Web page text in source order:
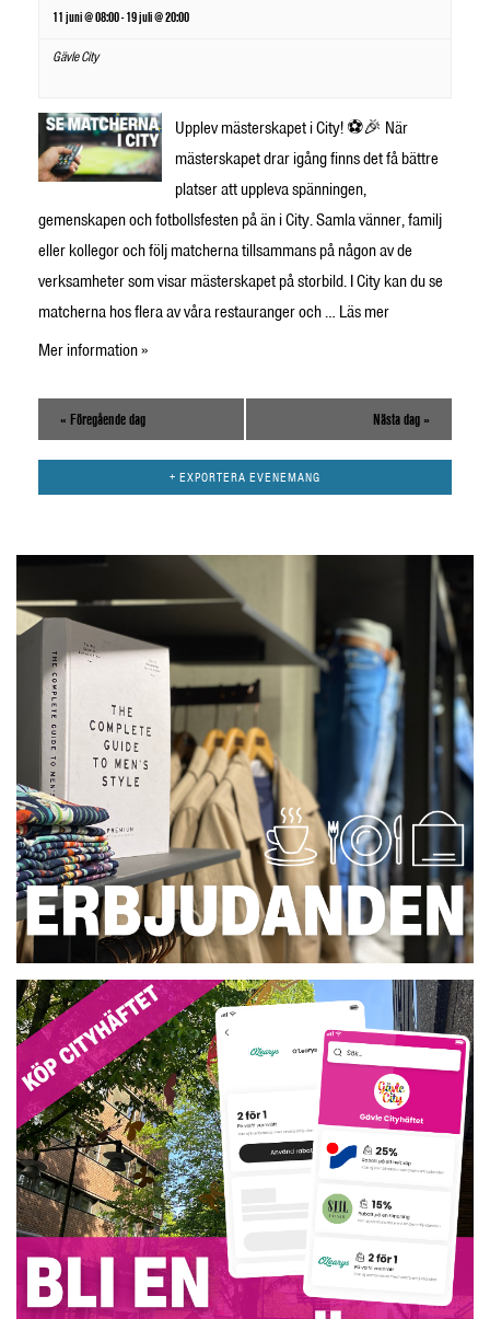
11 juni @ 08:00-19 juli @ 20:00
Gävle City
Upplev mästerskapet i City! ⚽🎉 När
mästerskapet drar igång finns det få bättre
platser att uppleva spänningen,
gemenskapen och fotbollsfesten på än i City. Samla vänner, familj
eller kollegor och följ matcherna tillsammans på någon av de
verksamheter som visar mästerskapet på storbild. I City kan du se
matcherna hos flera av våra restauranger och … Läs mer
Mer information »
« Föregående dag Nästa dag »
+ EXPORTERA EVENEMANG